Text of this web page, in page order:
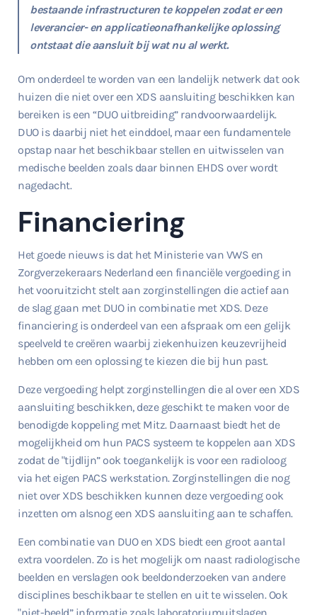
bestaande infrastructuren te koppelen zodat er een
leverancier- en applicatieonafhankelijke oplossing
ontstaat die aansluit bij wat nu al werkt.
Om onderdeel te worden van een landelijk netwerk dat ook
huizen die niet over een XDS aansluiting beschikken kan
bereiken is een “DUO uitbreiding” randvoorwaardelijk.
DUO is daarbij niet het einddoel, maar een fundamentele
opstap naar het beschikbaar stellen en uitwisselen van
medische beelden zoals daar binnen EHDS over wordt
nagedacht.
Financiering
Het goede nieuws is dat het Ministerie van VWS en
Zorgverzekeraars Nederland een financiële vergoeding in
het vooruitzicht stelt aan zorginstellingen die actief aan
de slag gaan met DUO in combinatie met XDS. Deze
financiering is onderdeel van een afspraak om een gelijk
speelveld te creëren waarbij ziekenhuizen keuzevrijheid
hebben om een oplossing te kiezen die bij hun past.
Deze vergoeding helpt zorginstellingen die al over een XDS
aansluiting beschikken, deze geschikt te maken voor de
benodigde koppeling met Mitz. Daarnaast biedt het de
mogelijkheid om hun PACS systeem te koppelen aan XDS
zodat de "tijdlijn” ook toegankelijk is voor een radioloog
via het eigen PACS werkstation. Zorginstellingen die nog
niet over XDS beschikken kunnen deze vergoeding ook
inzetten om alsnog een XDS aansluiting aan te schaffen.
Een combinatie van DUO en XDS biedt een groot aantal
extra voordelen. Zo is het mogelijk om naast radiologische
beelden en verslagen ook beeldonderzoeken van andere
disciplines beschikbaar te stellen en uit te wisselen. Ook